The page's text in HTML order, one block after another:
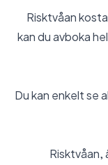
Risktvåan
kan du avboka
Du kan enkelt se
Risktvåan,